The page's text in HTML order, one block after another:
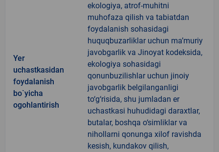
Yer
uchastkasidan
foydalanish
bo`yicha
ogohlantirish
ekologiya, atrof-muhitni
muhofaza qilish va tabiatdan
foydalanish sohasidagi
huquqbuzarliklar uchun ma’muriy
javobgarlik va Jinoyat kodeksida,
ekologiya sohasidagi
qonunbuzilishlar uchun jinoiy
javobgarlik belgilanganligi
to‘g‘risida, shu jumladan er
uchastkasi huhudidagi daraxtlar,
butalar, boshqa o‘simliklar va
nihollarni qonunga xilof ravishda
kesish, kundakov qilish,